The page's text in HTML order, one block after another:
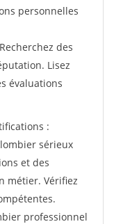
personnelles
des
Lisez
évaluations
:
sérieux
et des
métier. Vérifiez
professionnel